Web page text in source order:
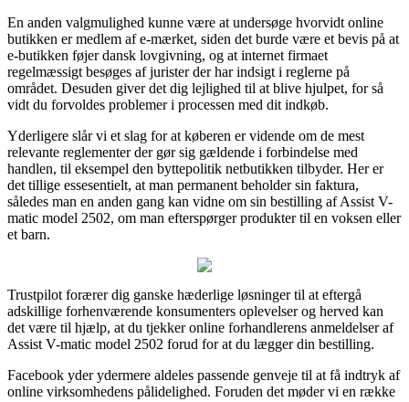
En anden valgmulighed kunne være at undersøge hvorvidt online
butikken er medlem af e-mærket, siden det burde være et bevis på at
e-butikken føjer dansk lovgivning, og at internet firmaet
regelmæssigt besøges af jurister der har indsigt i reglerne på
området. Desuden giver det dig lejlighed til at blive hjulpet, for så
vidt du forvoldes problemer i processen med dit indkøb.
Yderligere slår vi et slag for at køberen er vidende om de mest
relevante reglementer der gør sig gældende i forbindelse med
handlen, til eksempel den byttepolitik netbutikken tilbyder. Her er
det tillige essesentielt, at man permanent beholder sin faktura,
således man en anden gang kan vidne om sin bestilling af Assist V-
matic model 2502, om man efterspørger produkter til en voksen eller
et barn.
Trustpilot forærer dig ganske hæderlige løsninger til at eftergå
adskillige forhenværende konsumenters oplevelser og herved kan
det være til hjælp, at du tjekker online forhandlerens anmeldelser af
Assist V-matic model 2502 forud for at du lægger din bestilling.
Facebook yder ydermere aldeles passende genveje til at få indtryk af
online virksomhedens pålidelighed. Foruden det møder vi en række